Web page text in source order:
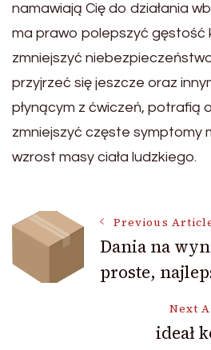
namawiają Cię do działania
ma prawo polepszyć gęstość
zmniejszyć
przyjrzeć się jeszcze oraz
płynącym z ćwiczeń, potrafią
zmniejszyć częste symptomy
wzrost masy ciała ludzkiego.
Post
Navigation
Previous
Dania na
proste,
Next
ideał